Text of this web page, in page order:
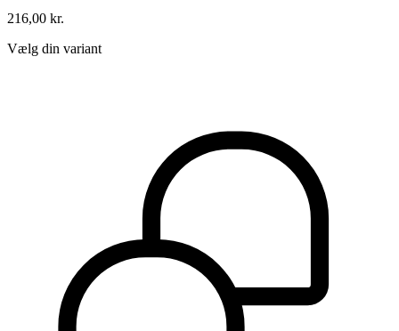
216,00 kr.
Vælg din variant